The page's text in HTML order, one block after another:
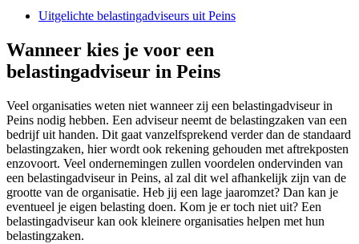
Uitgelichte belastingadviseurs uit Peins
Wanneer kies je voor een
belastingadviseur in Peins
Veel organisaties weten niet wanneer zij een belastingadviseur in
Peins nodig hebben. Een adviseur neemt de belastingzaken van een
bedrijf uit handen. Dit gaat vanzelfsprekend verder dan de standaard
belastingzaken, hier wordt ook rekening gehouden met aftrekposten
enzovoort. Veel ondernemingen zullen voordelen ondervinden van
een belastingadviseur in Peins, al zal dit wel afhankelijk zijn van de
grootte van de organisatie. Heb jij een lage jaaromzet? Dan kan je
eventueel je eigen belasting doen. Kom je er toch niet uit? Een
belastingadviseur kan ook kleinere organisaties helpen met hun
belastingzaken.